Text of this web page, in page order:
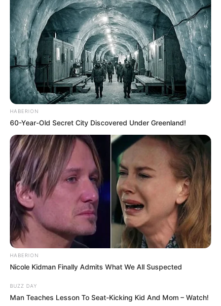
HABERION
60-Year-Old Secret City Discovered Under Greenland!
HABERION
Nicole Kidman Finally Admits What We All Suspected
BUZZ DAY
Man Teaches Lesson To Seat-Kicking Kid And Mom – Watch!